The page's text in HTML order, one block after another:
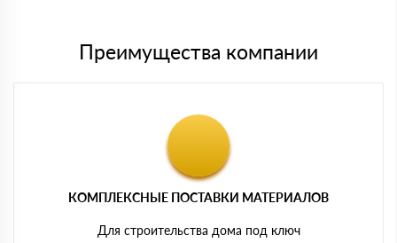
Преимущества компании
КОМПЛЕКСНЫЕ ПОСТАВКИ МАТЕРИАЛОВ
Для строительства дома под ключ